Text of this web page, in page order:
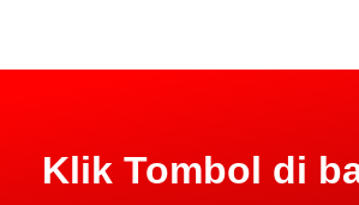
Klik Tombol di